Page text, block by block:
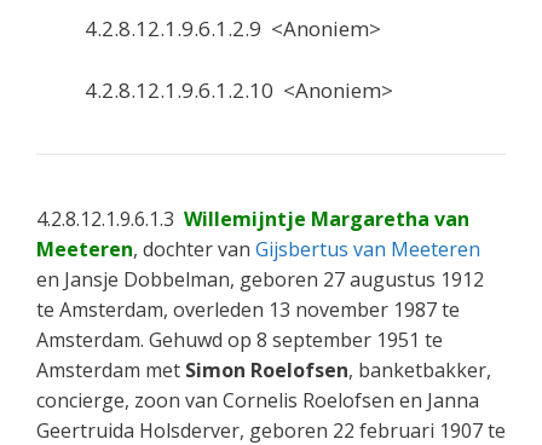
4.2.8.12.1.9.6.1.2.9 <Anoniem>
4.2.8.12.1.9.6.1.2.10 <Anoniem>
4.2.8.12.1.9.6.1.3 Willemijntje Margaretha van
Meeteren, dochter van Gijsbertus van Meeteren
en Jansje Dobbelman, geboren 27 augustus 1912
te Amsterdam, overleden 13 november 1987 te
Amsterdam. Gehuwd op 8 september 1951 te
Amsterdam met Simon Roelofsen, banketbakker,
concierge, zoon van Cornelis Roelofsen en Janna
Geertruida Holsderver, geboren 22 februari 1907 te